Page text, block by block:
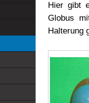
Hier gibt
Globus
Halterung